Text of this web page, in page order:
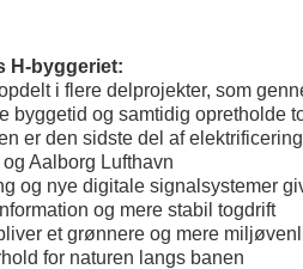
H-byggeriet:
i flere delprojekter, som
byggetid og samtidig opretholde
er den sidste del af
Aalborg Lufthavn
og nye digitale signalsystemer
og mere stabil togdrift
et grønnere og mere
for naturen langs banen